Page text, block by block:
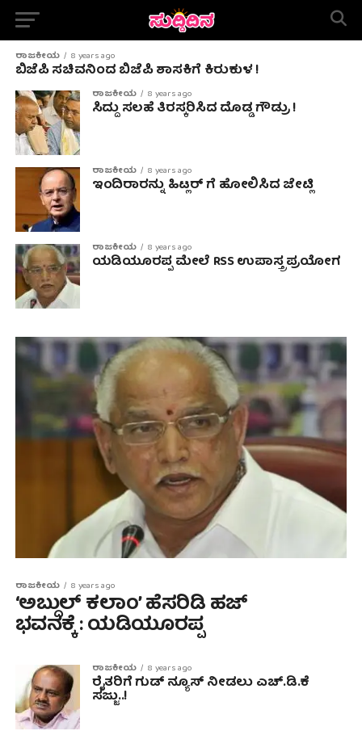
ರಾಜಕೀಯ 8 years ago
ಬಿಜೆಪಿ ಸಚಿವನಿಂದ ಬಿಜೆಪಿ ಶಾಸಕಿಗೆ ಕಿರುಕುಳ !
ರಾಜಕೀಯ 8 years ago
ಸಿದ್ದು ಸಲಹೆ ತಿರಸ್ಕರಿಸಿದ ದೊಡ್ಡ ಗೌಡ್ರು !
ರಾಜಕೀಯ 8 years ago
ಇಂದಿರಾರನ್ನು ಹಿಟ್ಲರ್ ಗೆ ಹೋಲಿಸಿದ ಜೇಟ್ಲಿ
ರಾಜಕೀಯ 8 years ago
ಯಡಿಯೂರಪ್ಪ ಮೇಲೆ RSS ಉಪಾಸ್ತ್ರ ಪ್ರಯೋಗ
ರಾಜಕೀಯ 8 years ago
‘ಅಬ್ದುಲ್ ಕಲಾಂ’ ಹೆಸರಿಡಿ ಹಜ್
ಭವನಕ್ಕೆ : ಯಡಿಯೂರಪ್ಪ
ರಾಜಕೀಯ 8 years ago
ರೈತರಿಗೆ ಗುಡ್ ನ್ಯೂಸ್ ನೀಡಲು ಎಚ್.ಡಿ.ಕೆ
ಸಜ್ಜು..!